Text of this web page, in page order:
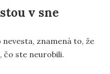
v sne
znamená to, že
čo ste neurobili.